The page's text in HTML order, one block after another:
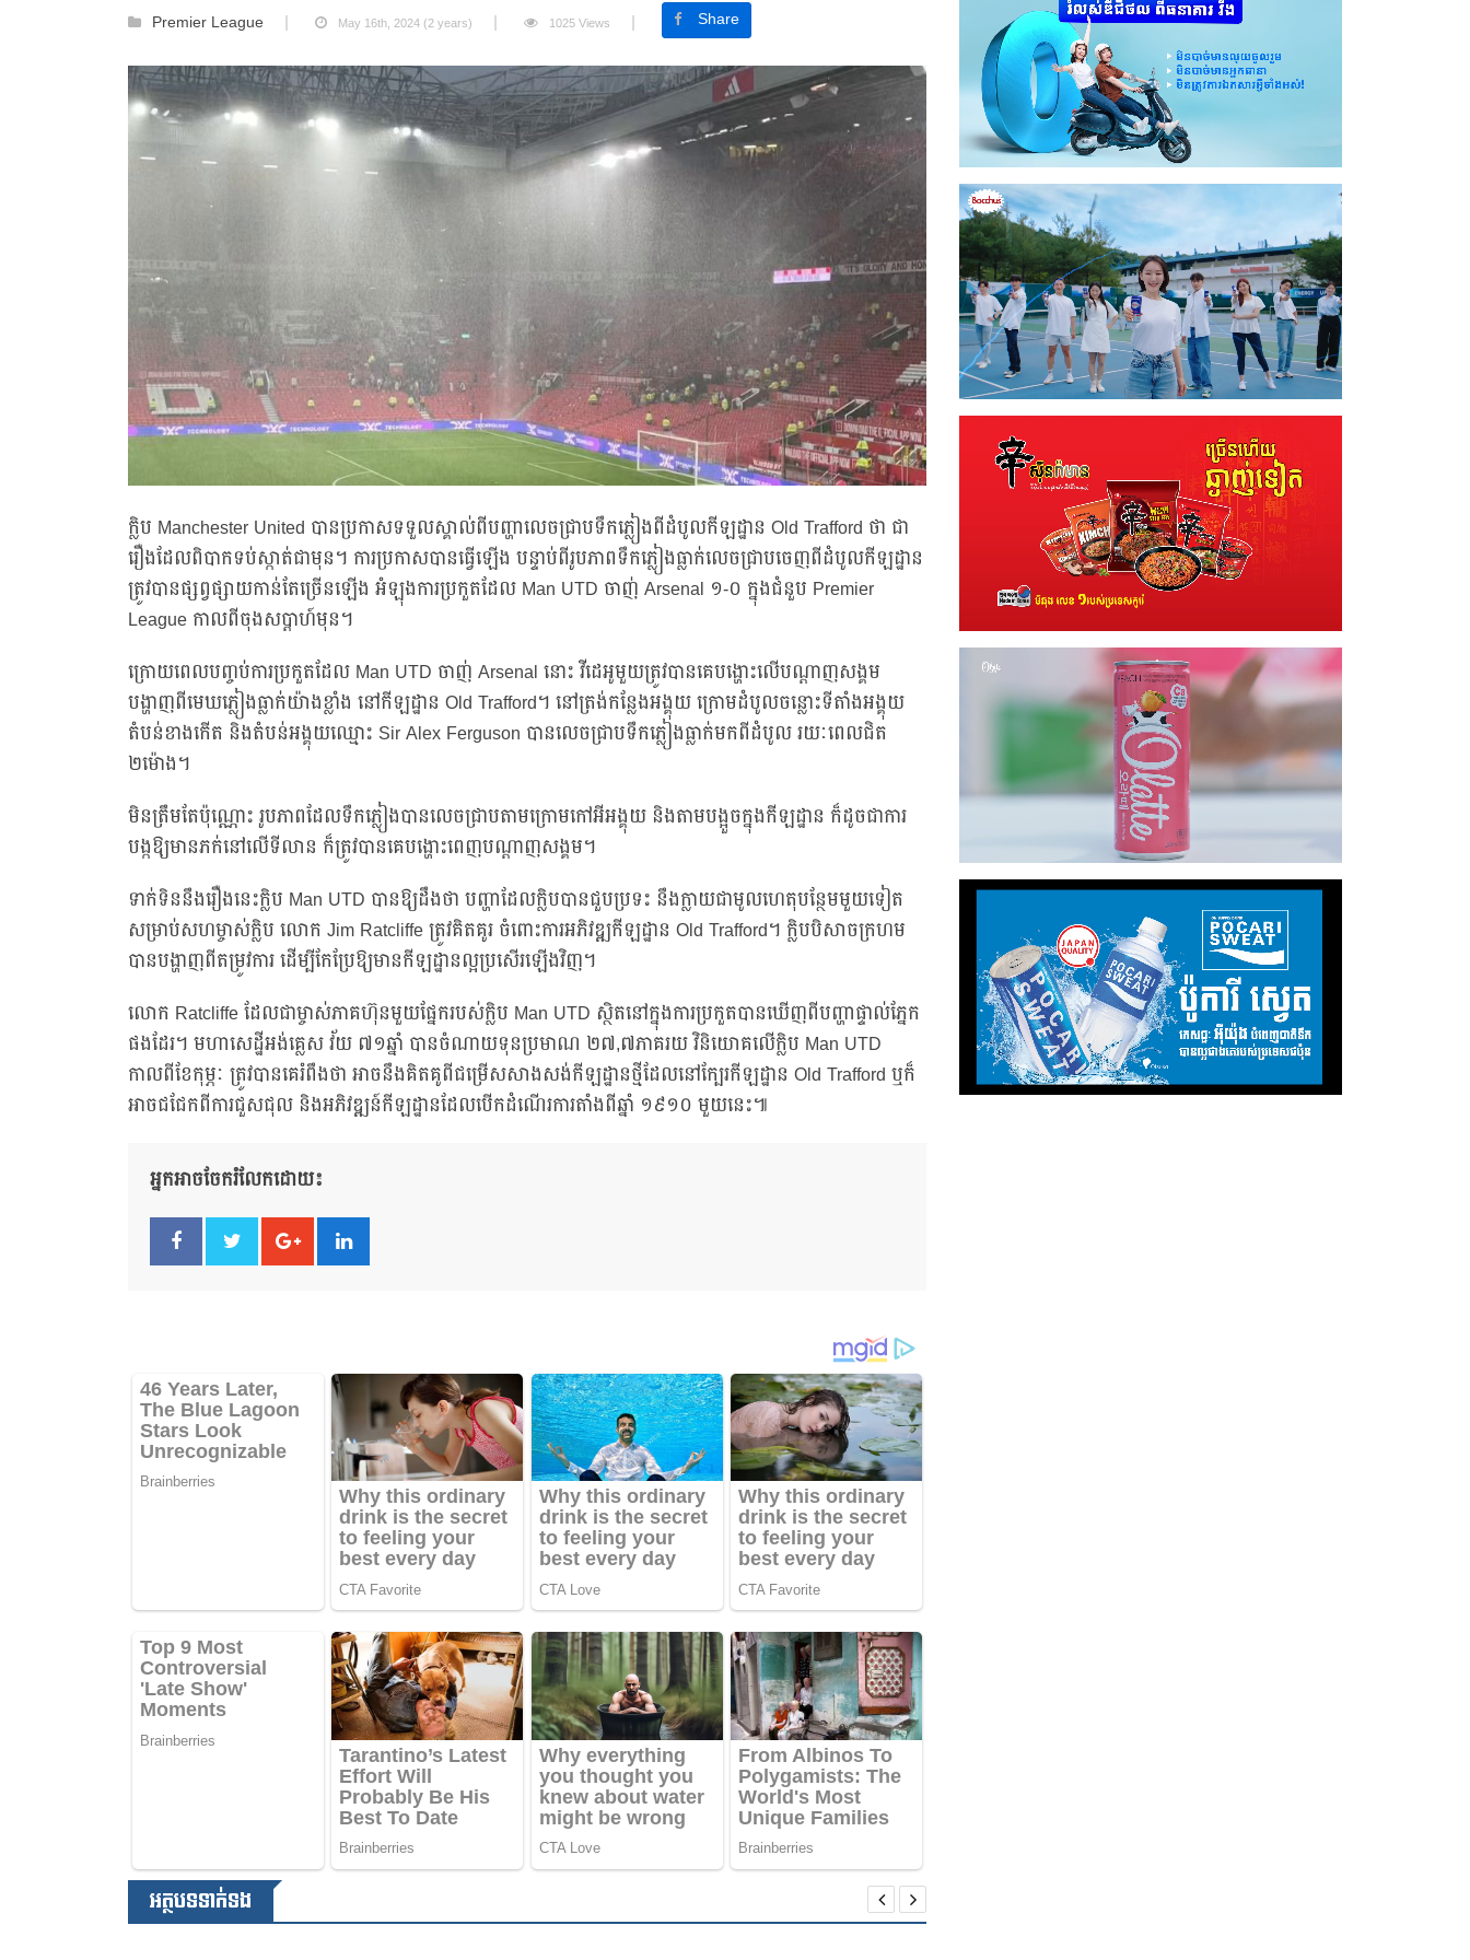
Premier League May 16th, 2024 (2 years) 1025 Views Share
ក្លិប Manchester United បានប្រកាសទទួលស្គាល់ពីបញ្ហាលេចជ្រាបទឹកភ្លៀងពីដំបូលកីឡដ្ឋាន Old Trafford ថា ជា
រឿងដែលពិបាកទប់ស្កាត់ជាមុន។ ការប្រកាសបានធ្វើឡើង បន្ទាប់ពីរូបភាពទឹកភ្លៀងធ្លាក់លេចជ្រាបចេញពីដំបូលកីឡដ្ឋាន
ត្រូវបានផ្សព្វផ្សាយកាន់តែច្រើនឡើង អំឡុងការប្រកួតដែល Man UTD ចាញ់ Arsenal ១-០ ក្នុងជំនួប Premier
League កាលពីចុងសប្តាហ៍មុន។
ក្រោយពេលបញ្ចប់ការប្រកួតដែល Man UTD ចាញ់ Arsenal នោះ វីដេអូមួយត្រូវបានគេបង្ហោះលើបណ្តាញសង្គម
បង្ហាញពីមេឃភ្លៀងធ្លាក់យ៉ាងខ្លាំង នៅកីឡដ្ឋាន Old Trafford។ នៅត្រង់កន្លែងអង្គុយ ក្រោមដំបូលចន្លោះទីតាំងអង្គុយ
តំបន់ខាងកើត និងតំបន់អង្គុយឈ្មោះ Sir Alex Ferguson បានលេចជ្រាបទឹកភ្លៀងធ្លាក់មកពីដំបូល រយៈពេលជិត
២ម៉ោង។
មិនត្រឹមតែប៉ុណ្ណោះ រូបភាពដែលទឹកភ្លៀងបានលេចជ្រាបតាមក្រោមកៅអីអង្គុយ និងតាមបង្អួចក្នុងកីឡដ្ឋាន ក៏ដូចជាការ
បង្កឱ្យមានភក់នៅលើទីលាន ក៏ត្រូវបានគេបង្ហោះពេញបណ្តាញសង្គម។
ទាក់ទិននឹងរឿងនេះក្លិប Man UTD បានឱ្យដឹងថា បញ្ហាដែលក្លិបបានជួបប្រទះ នឹងក្លាយជាមូលហេតុបន្ថែមមួយទៀត
សម្រាប់សហម្ចាស់ក្លិប លោក Jim Ratcliffe ត្រូវគិតគូរ ចំពោះការអភិវឌ្ឍកីឡដ្ឋាន Old Trafford។ ក្លិបបិសាចក្រហម
បានបង្ហាញពីតម្រូវការ ដើម្បីកែប្រែឱ្យមានកីឡដ្ឋានល្អប្រសើរឡើងវិញ។
លោក Ratcliffe ដែលជាម្ចាស់ភាគហ៊ុនមួយផ្នែករបស់ក្លិប Man UTD ស្ថិតនៅក្នុងការប្រកួតបានឃើញពីបញ្ហាផ្ទាល់ភ្នែក
ផងដែរ។ មហាសេដ្ឋីអង់គ្លេស វ័យ ៧១ឆ្នាំ បានចំណាយទុនប្រមាណ ២៧,៧ភាគរយ វិនិយោគលើក្លិប Man UTD
កាលពីខែកុម្ភៈ ត្រូវបានគេរំពឹងថា អាចនឹងគិតគូពីជម្រើសសាងសង់កីឡដ្ឋានថ្មីដែលនៅក្បែរកីឡដ្ឋាន Old Trafford ឬក៏
អាចជជែកពីការជួសជុល និងអភិវឌ្ឍន៍កីឡដ្ឋានដែលបើកដំណើរការតាំងពីឆ្នាំ ១៩១០ មួយនេះ៕
អ្នកអាចចែករំលែកដោយ៖
អត្ថបទទាក់ទង